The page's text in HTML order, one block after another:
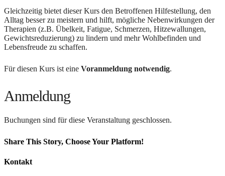
Gleichzeitig bietet dieser Kurs den Betroffenen Hilfestellung, den
Alltag besser zu meistern und hilft, mögliche Nebenwirkungen der
Therapien (z.B. Übelkeit, Fatigue, Schmerzen, Hitzewallungen,
Gewichtsreduzierung) zu lindern und mehr Wohlbefinden und
Lebensfreude zu schaffen.
Für diesen Kurs ist eine Voranmeldung notwendig.
Anmeldung
Buchungen sind für diese Veranstaltung geschlossen.
Share This Story, Choose Your Platform!
Facebook
X
Reddit
LinkedIn
Tumblr
Pinterest
Vk
E-
Kontakt